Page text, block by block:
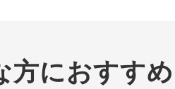
方におすすめ